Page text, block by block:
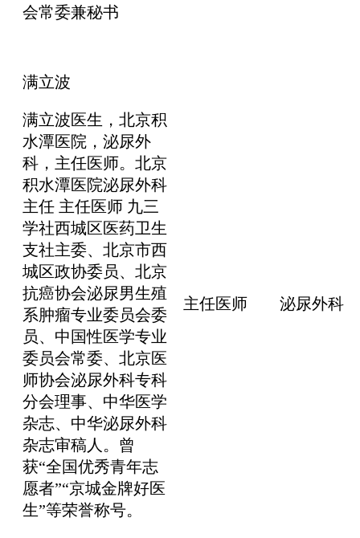
会常委兼秘书
满立波
满立波医生，北京积
水潭医院，泌尿外
科，主任医师。北京
积水潭医院泌尿外科
主任 主任医师 九三
学社西城区医药卫生
支社主委、北京市西
城区政协委员、北京
抗癌协会泌尿男生殖
系肿瘤专业委员会委
员、中国性医学专业
委员会常委、北京医
师协会泌尿外科专科
分会理事、中华医学
杂志、中华泌尿外科
杂志审稿人。曾
获“全国优秀青年志
愿者”“京城金牌好医
生”等荣誉称号。
主任医师 泌尿外科